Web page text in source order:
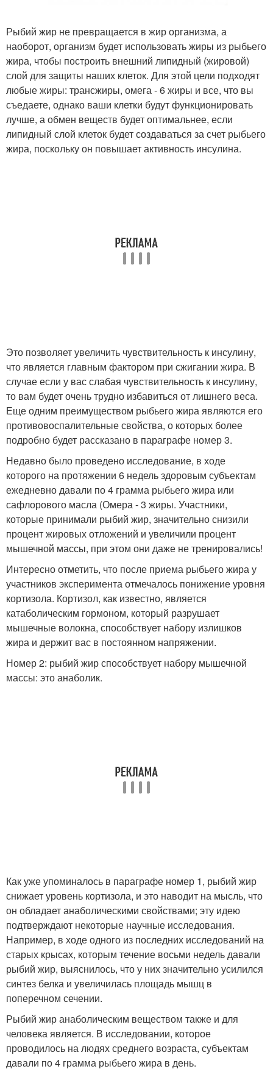
Рыбий жир не превращается в жир организма, а
наоборот, организм будет использовать жиры из рыбьего
жира, чтобы построить внешний липидный (жировой)
слой для защиты наших клеток. Для этой цели подходят
любые жиры: трансжиры, омега - 6 жиры и все, что вы
съедаете, однако ваши клетки будут функционировать
лучше, а обмен веществ будет оптимальнее, если
липидный слой клеток будет создаваться за счет рыбьего
жира, поскольку он повышает активность инсулина.
Это позволяет увеличить чувствительность к инсулину,
что является главным фактором при сжигании жира. В
случае если у вас слабая чувствительность к инсулину,
то вам будет очень трудно избавиться от лишнего веса.
Еще одним преимуществом рыбьего жира являются его
противовоспалительные свойства, о которых более
подробно будет рассказано в параграфе номер 3.
Недавно было проведено исследование, в ходе
которого на протяжении 6 недель здоровым субъектам
ежедневно давали по 4 грамма рыбьего жира или
сафлорового масла (Омера - 3 жиры. Участники,
которые принимали рыбий жир, значительно снизили
процент жировых отложений и увеличили процент
мышечной массы, при этом они даже не тренировались!
Интересно отметить, что после приема рыбьего жира у
участников эксперимента отмечалось понижение уровня
кортизола. Кортизол, как известно, является
катаболическим гормоном, который разрушает
мышечные волокна, способствует набору излишков
жира и держит вас в постоянном напряжении.
Номер 2: рыбий жир способствует набору мышечной
массы: это анаболик.
Как уже упоминалось в параграфе номер 1, рыбий жир
снижает уровень кортизола, и это наводит на мысль, что
он обладает анаболическими свойствами; эту идею
подтверждают некоторые научные исследования.
Например, в ходе одного из последних исследований на
старых крысах, которым течение восьми недель давали
рыбий жир, выяснилось, что у них значительно усилился
синтез белка и увеличилась площадь мышц в
поперечном сечении.
Рыбий жир анаболическим веществом также и для
человека является. В исследовании, которое
проводилось на людях среднего возраста, субъектам
давали по 4 грамма рыбьего жира в день.